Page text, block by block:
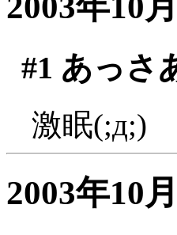
#1 あっさ
激眠(;д;)
2003年10